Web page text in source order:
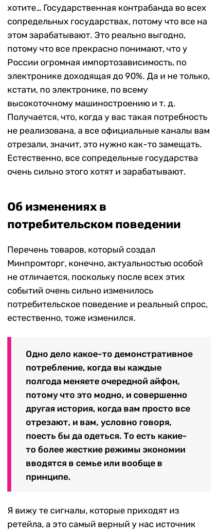
хотите… Государственная контрабанда во всех
сопредельных государствах, потому что все на
этом зарабатывают. Это реально выгодно,
потому что все прекрасно понимают, что у
России огромная импортозависимость, по
электронике доходящая до 90%. Да и не только,
кстати, по электронике, по всему
высокоточному машиностроению и т. д.
Получается, что, когда у вас такая потребность
не реализована, а все официальные каналы вам
отрезали, значит, это нужно как-то замещать.
Естественно, все сопредельные государства
очень сильно этого хотят и зарабатывают.
Об изменениях в
потребительском поведении
Перечень товаров, который создал
Минпромторг, конечно, актуальностью особой
не отличается, поскольку после всех этих
событий очень сильно изменилось
потребительское поведение и реальный спрос,
естественно, тоже изменился.
Одно дело какое-то демонстративное
потребление, когда вы каждые
полгода меняете очередной айфон,
потому что это модно, и совершенно
другая история, когда вам просто все
отрезают, и вам, условно говоря,
поесть бы да одеться. То есть какие-
то более жесткие режимы экономии
вводятся в семье или вообще в
принципе.
Я вижу те сигналы, которые приходят из
ретейла, а это самый верный у нас источник